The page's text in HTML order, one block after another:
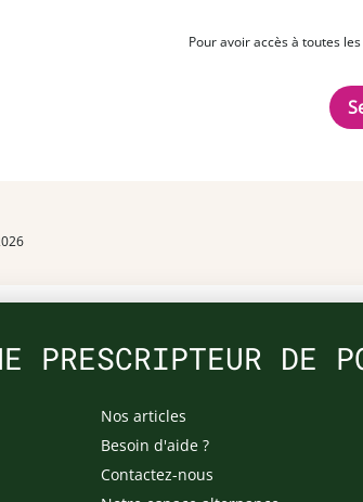
Pour avoir accès à toutes
PRESCRIPTEUR DE
Nos articles
Besoin d'aide ?
Contactez-nous